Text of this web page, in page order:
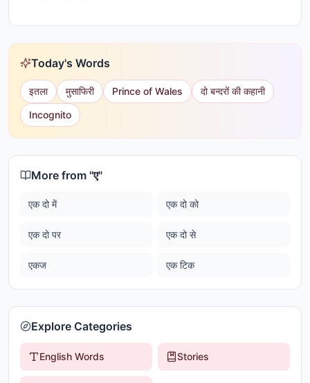
Today's Words
इतला मुसाफिरी Prince of Wales
दो बन्दरों की कहानी
Incognito
More from "ए"
एक दो में एक दो को
एक दो पर एक दो से
एकज एक टिक
Explore Categories
English Words Stories